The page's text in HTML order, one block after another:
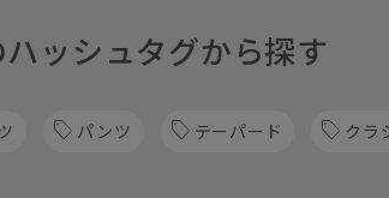
ッシュタグから探す
パンツ テーパード クラ